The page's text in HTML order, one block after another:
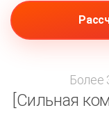
Более
[Сильная